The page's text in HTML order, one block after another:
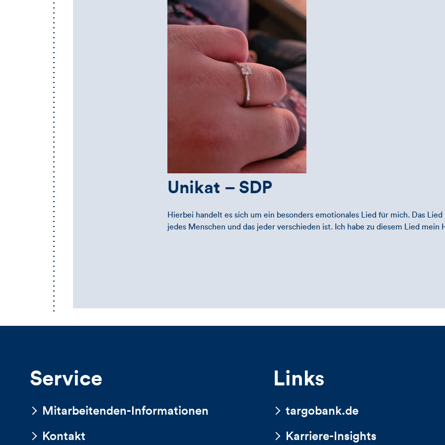
Unikat – SDP
Hierbei handelt es sich um ein besonders emotionales Lied für mich. Das
jedes Menschen und das jeder verschieden ist. Ich habe zu diesem Lied mein
Service
Mitarbeitenden-Informationen
Kontakt
Links
targobank.de
Karriere-Insights